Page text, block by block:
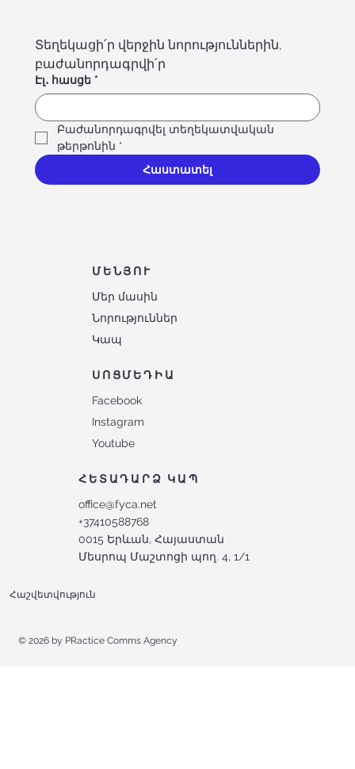
Տեղեկացի՛ր վերջին նորություններին,
բաժանորդագրվի՛ր
Էլ․ հասցե *
Բաժանորդագրվել տեղեկատվական
թերթոնին *
Հաստատել
ՄԵՆՅՈՒ
Մեր մասին
Նորություններ
Կապ
ՍՈՑՄԵԴԻԱ
Facebook
Instagram
Youtube
ՀԵՏԱԴԱՐՁ ԿԱՊ
office@fyca.net
+37410588768
0015 Երևան, Հայաստան
Մեսրոպ Մաշտոցի պող. 4, 1/1
Հաշվետվություն
© 2026 by PRactice Comms Agency